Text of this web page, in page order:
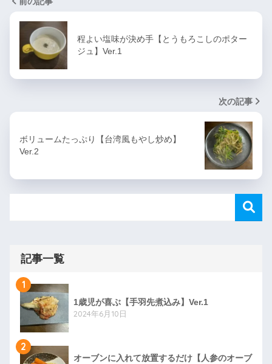
程よい塩味が決め手【とうもろこしのポター
ジュ】Ver.1
次の記事
ボリュームたっぷり【台湾風もやし炒め】
Ver.2
記事一覧
1
1歳児が喜ぶ【手羽先煮込み】Ver.1
2024年6月10日
2
オーブンに入れて放置するだけ【人参のオーブ